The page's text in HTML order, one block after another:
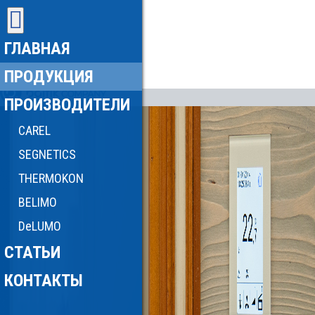
ГЛАВНАЯ
ПРОДУКЦИЯ
ПРОИЗВОДИТЕЛИ
CAREL
SEGNETICS
THERMOKON
BELIMO
DeLUMO
СТАТЬИ
КОНТАКТЫ